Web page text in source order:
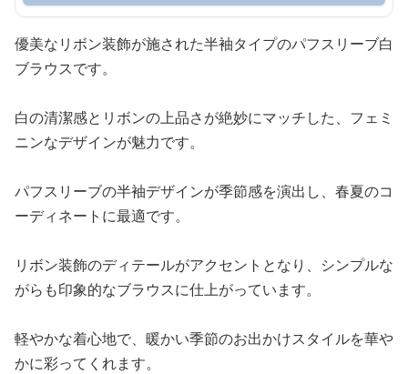
優美なリボン装飾が施された半袖タイプのパフスリーブ白
ブラウスです。
白の清潔感とリボンの上品さが絶妙にマッチした、フェミ
ニンなデザインが魅力です。
パフスリーブの半袖デザインが季節感を演出し、春夏のコ
ーディネートに最適です。
リボン装飾のディテールがアクセントとなり、シンプルな
がらも印象的なブラウスに仕上がっています。
軽やかな着心地で、暖かい季節のお出かけスタイルを華や
かに彩ってくれます。